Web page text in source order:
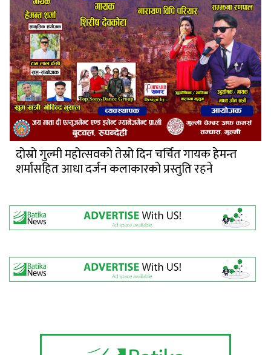
दोस्रो गुल्मी महोत्सवको तेस्रो दिन चर्चित गायक हेमन्त
शर्मासहित आधा दर्जन कलाकारको प्रस्तुति रहने